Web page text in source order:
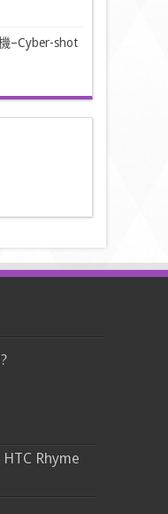
–Cyber-shot
Rhyme